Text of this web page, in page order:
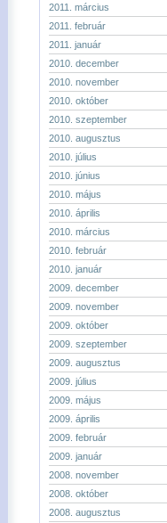
2011. március
2011. február
2011. január
2010. december
2010. november
2010. október
2010. szeptember
2010. augusztus
2010. július
2010. június
2010. május
2010. április
2010. március
2010. február
2010. január
2009. december
2009. november
2009. október
2009. szeptember
2009. augusztus
2009. július
2009. május
2009. április
2009. február
2009. január
2008. november
2008. október
2008. augusztus